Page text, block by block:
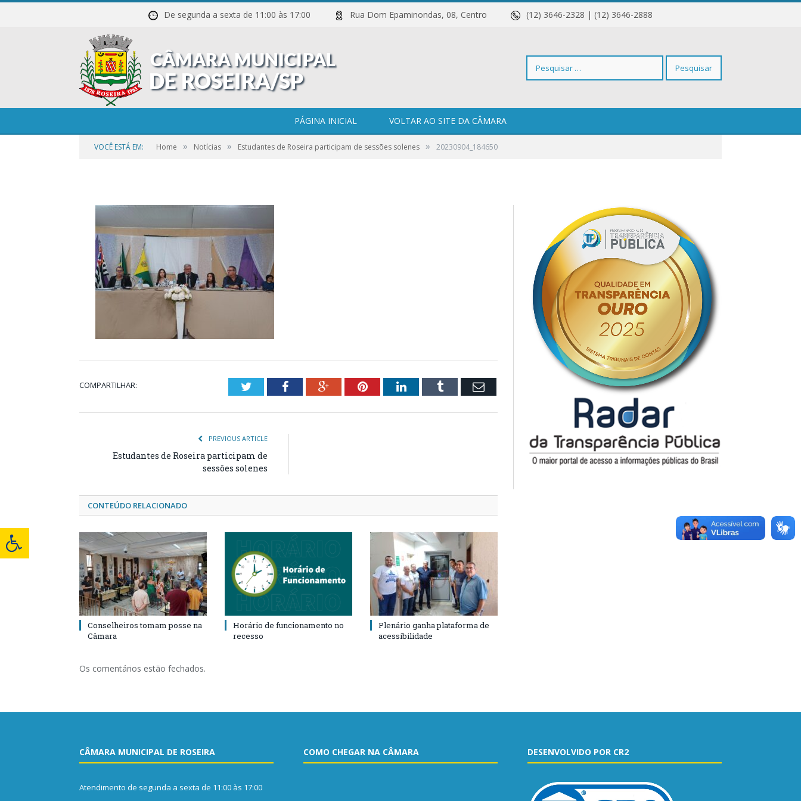
De segunda a sexta de 11:00 às 17:00 Rua Dom Epaminondas, 08, Centro (12) 3646-2328 | (12) 3646-2888
Pesquisar
PÁGINA INICIAL VOLTAR AO SITE DA CÂMARA
VOCÊ ESTÁ EM: Home » Notícias » Estudantes de Roseira participam de sessões solenes » 20230904_184650
COMPARTILHAR: TwitterFacebookGoogle+PinterestLinkedInTumblr Email
PREVIOUS ARTICLE
Estudantes de Roseira participam de
sessões solenes
CONTEÚDO RELACIONADO
Conselheiros tomam posse na
Câmara
Horário de funcionamento no
recesso
Plenário ganha plataforma de
acessibilidade
Os comentários estão fechados.
CÂMARA MUNICIPAL DE ROSEIRA
Atendimento de segunda a sexta de 11:00 às 17:00
COMO CHEGAR NA CÂMARA DESENVOLVIDO POR CR2